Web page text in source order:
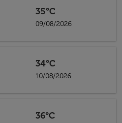
35°C
09/08/2026
34°C
10/08/2026
36°C